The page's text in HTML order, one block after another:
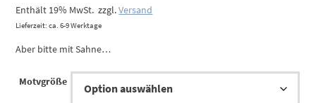
5,00 €
9,00 €
Enthält 19% MwSt. zzgl.Versand
Lieferzeit: ca. 6-9 Werktage
Aber bitte mit Sahne…
Motvgröße